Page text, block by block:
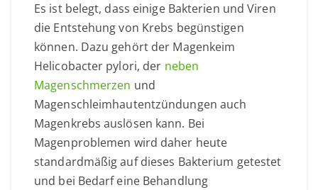
Es ist belegt, dass einige Bakterien und Viren
die Entstehung von Krebs begünstigen
können. Dazu gehört der Magenkeim
Helicobacter pylori, der neben
Magenschmerzen und
Magenschleimhautentzündungen auch
Magenkrebs auslösen kann. Bei
Magenproblemen wird daher heute
standardmäßig auf dieses Bakterium getestet
und bei Bedarf eine Behandlung